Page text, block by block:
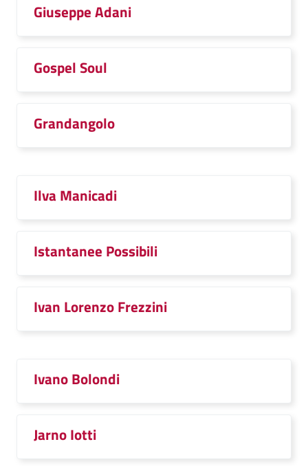
Giuseppe Adani
Gospel Soul
Grandangolo
Ilva Manicadi
Istantanee Possibili
Ivan Lorenzo Frezzini
Ivano Bolondi
Jarno Iotti